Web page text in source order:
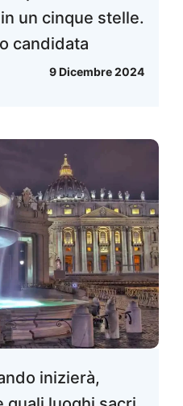
un cinque stelle.
candidata
9 Dicembre 2024
inizierà,